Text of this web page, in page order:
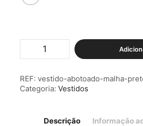
Vestido
Malha
Preto
REF: vestido-abotoado-malha-
Categoria: Vestidos
Descrição Informação